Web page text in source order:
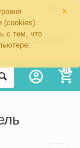
×
(cookies).
с тем, что
201-70-57
0